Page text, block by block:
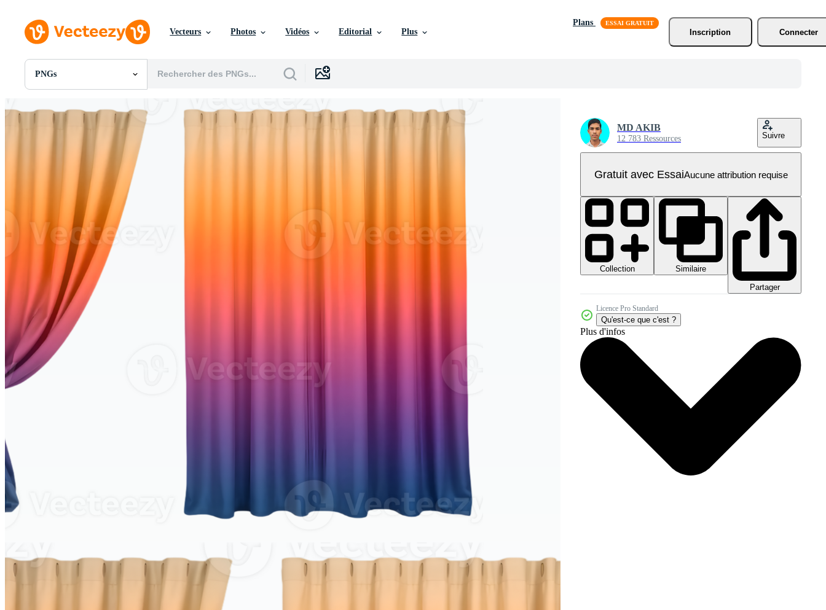
Vecteurs Photos Vidéos Editorial Plus
Plans
Inscription
Connecter
PNGs
Toutes Images
PNGs
Motion graphics
Images Éditoriales
Événements Éditoriaux
MD AKIB
12 783 Ressources Suivre
Gratuit avec EssaiAucune attribution requise
Collection
Similaire
Partager
Licence Pro Standard
Qu'est-ce que c'est ?
Plus d'infos